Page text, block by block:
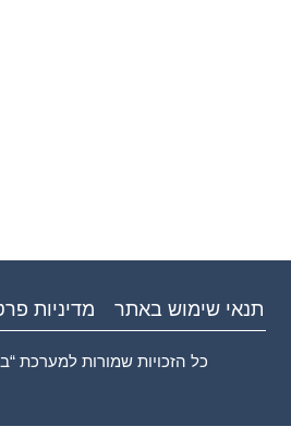
תנאי שימוש באתר מדיניות
כל הזכויות שמורות למערכת